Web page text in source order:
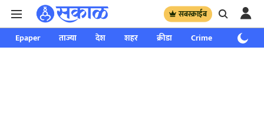
सबस्क्राईब
Epaper ताज्या देश शहर क्रीडा Crime साप्ताहिक